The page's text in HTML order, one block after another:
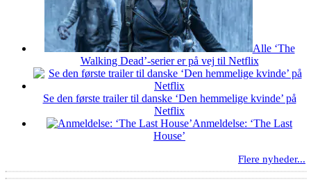
Alle ‘The
Walking Dead’-serier er på vej til Netflix
Se den første trailer til danske ‘Den hemmelige kvinde’ på
Netflix
Anmeldelse: ‘The Last
House’
Flere nyheder...